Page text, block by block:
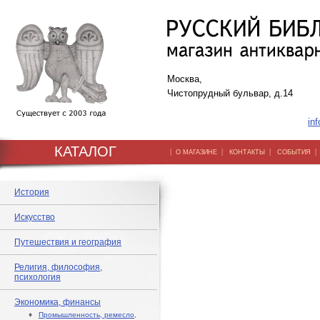
Москва,
Чистопрудный бульвар, д.14
КАТАЛОГ | О МАГАЗИНЕ | КОНТАКТЫ | СОБЫТИЯ
История
Искусство
Путешествия и география
Религия, философия,
психология
Экономика, финансы
♦ Промышленность, ремесло,